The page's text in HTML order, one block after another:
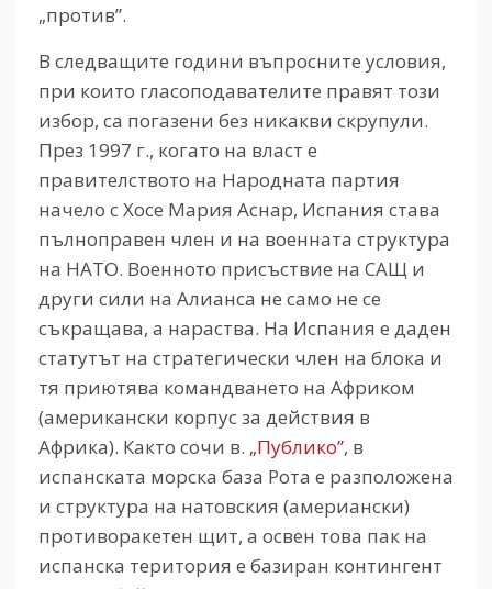
„против”.
В следващите години въпросните условия,
при които гласоподавателите правят този
избор, са погазени без никакви скрупули.
През 1997 г., когато на власт е
правителството на Народната партия
начело с Хосе Мария Аснар, Испания става
пълноправен член и на военната структура
на НАТО. Военното присъствие на САЩ и
други сили на Алианса не само не се
съкращава, а нараства. На Испания е даден
статутът на стратегически член на блока и
тя приютява командването на Африком
(американски корпус за действия в
Африка). Както сочи в. „Публико”, в
испанската морска база Рота е разположена
и структура на натовския (америански)
противоракетен щит, а освен това пак на
испанска територия е базиран контингент